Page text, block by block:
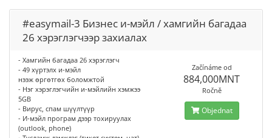
#easymail-3 Бизнес и-мэйл / хамгийн багадаа
26 хэрэглэгчээр захиалах
- Хамгийн багадаа 26 хэрэглэгч
- 49 хүртэлх и-мэйл
нээж өргөтгөх боломжтой
- Нэг хэрэглэгчийн и-мэйлийн хэмжээ
5GB
- Вирус, спам шүүлтүүр
- И-мэйл програм дээр тохируулах
(outlook, phone)
Začínáme od
884,000MNT
Ročně
Objednat